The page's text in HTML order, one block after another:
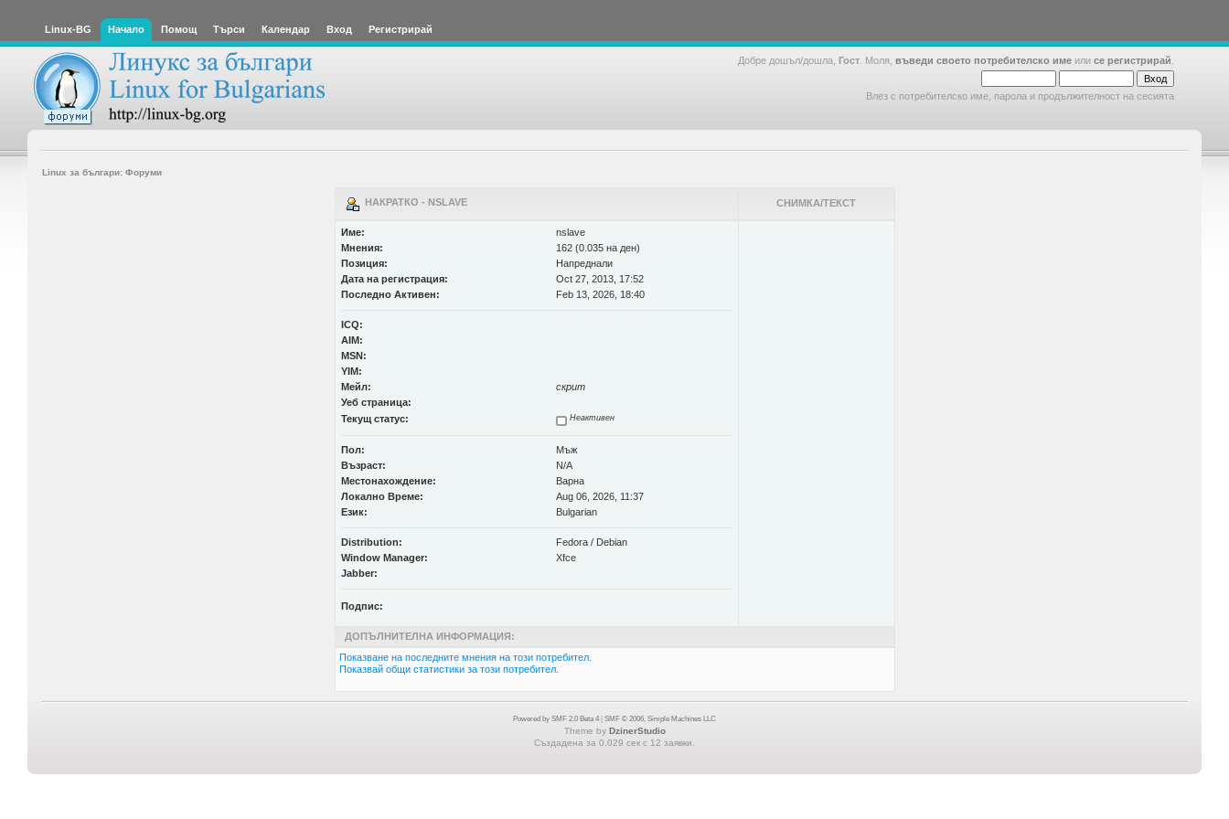
Linux-BG Начало Помощ Търси Календар Вход Регистрирай
Добре дошъл/дошла, Гост . Моля, въведи своето потребителско име или се регистрирай
Влез с потребителско име, парола и продължителност на сесията
Linux за българи: Форуми
НАКРАТКО - NSLAVE СНИМКА/ТЕКСТ
Име:
nslave
Мнения:
162 (0.035 на ден)
Позиция:
Напреднали
Дата на регистрация:
Oct 27, 2013, 17:52
Последно Активен:
Feb 13, 2026, 18:40
ICQ:
AIM:
MSN:
YIM:
Мейл:
скрит
Уеб страница:
Текущ статус:
Неактивен
Пол:
Мъж
Възраст:
N/A
Местонахождение:
Варна
Локално Време:
Aug 06, 2026, 11:37
Език:
Bulgarian
Distribution:
Fedora / Debian
Window Manager:
Xfce
Jabber:
Подпис:
ДОПЪЛНИТЕЛНА ИНФОРМАЦИЯ:
Показване на последните мнения на този потребител.
Показвай общи статистики за този потребител.
Powered by SMF 2.0 Beta 4 SMF © 2006, Simple Machines LLC
Theme by DzinerStudio
Създадена за 0.029 сек с 12 заявки.